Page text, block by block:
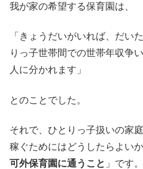
我が家の希望する保育園は、
「きょうだいがいれば、だい
りっ子世帯間での世帯年収争
人に分かれます」
とのことでした。
それで、ひとりっ子扱いの家
稼ぐためにはどうしたらよい
可外保育園に通うこと 」です。